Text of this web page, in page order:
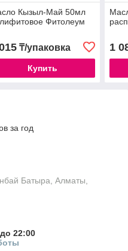
Кызыл-Май 50мл
Фитолеум
₸/упаковка
Купить
1
за год
Батыра, Алматы,
22:00